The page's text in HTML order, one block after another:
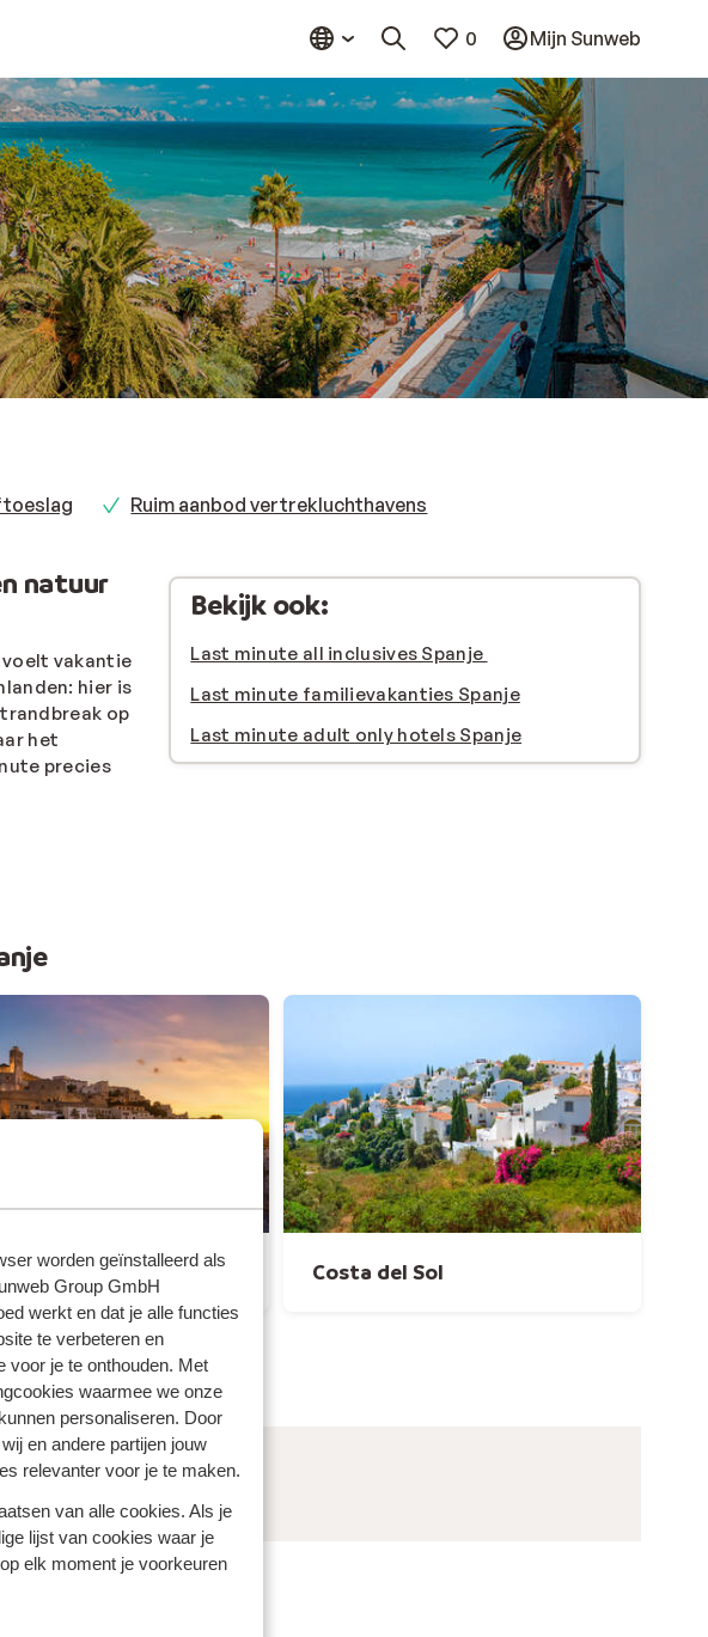
worden geïnstalleerd als
Group GmbH
werkt en dat je alle functies
te verbeteren en
voor je te onthouden. Met
waarmee we onze
personaliseren. Door
en andere partijen jouw
relevanter voor je te maken.
van alle cookies. Als je
lijst van cookies waar je
elk moment je voorkeuren
0 Mijn Sunweb
Ruim aanbod vertrekluchthavens
natuur
voelt vakantie
hier is
op
het
precies
Bekijk ook:
Last minute all inclusives Spanje
Last minute familievakanties Spanje
Last minute adult only hotels Spanje
Costa del Sol